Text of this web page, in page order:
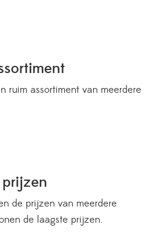
ruim assortiment van meerdere
de prijzen van meerdere
de laagste prijzen.